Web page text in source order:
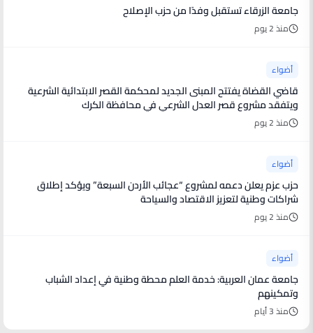
جامعة الزرقاء تستقبل وفدًا من حزب الإصلاح
منذ 2 يوم
أضواء
قاضي القضاة يفتتح المبنى الجديد لمحكمة القصر الابتدائية الشرعية
ويتفقد مشروع قصر العدل الشرعي في محافظة الكرك
منذ 2 يوم
أضواء
حزب عزم يعلن دعمه لمشروع “عجائب الأردن السبعة” ويؤكد إطلاق
شراكات وطنية لتعزيز الاقتصاد والسياحة
منذ 2 يوم
أضواء
جامعة عمان العربية: خدمة العلم محطة وطنية في إعداد الشباب
وتمكينهم
منذ 3 أيام